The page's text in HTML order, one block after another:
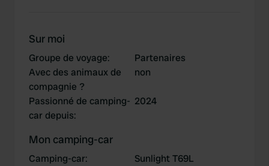
Sur moi
Groupe de voyage:
Partenaires
Avec des animaux de
compagnie ?
non
Passionné de camping-
car depuis:
2024
Mon camping-car
Camping-car:
Sunlight T69L